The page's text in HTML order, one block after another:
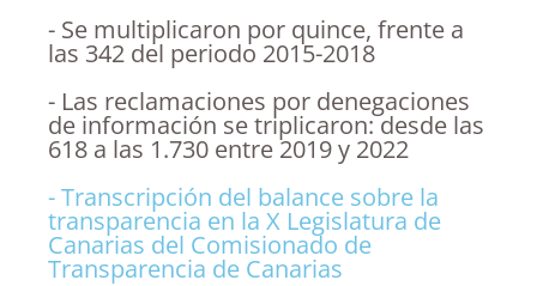
- Se multiplicaron por quince, frente a
las 342 del periodo 2015-2018
- Las reclamaciones por denegaciones
de información se triplicaron: desde las
618 a las 1.730 entre 2019 y 2022
- Transcripción del balance sobre la
transparencia en la X Legislatura de
Canarias del Comisionado de
Transparencia de Canarias